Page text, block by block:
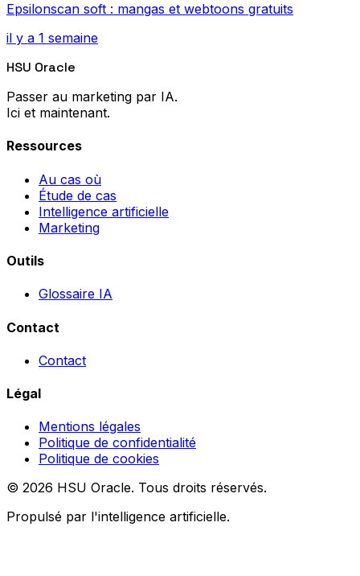
Epsilonscan soft : mangas et webtoons gratuits
il y a 1 semaine
HSU Oracle
Passer au marketing par IA.
Ici et maintenant.
Ressources
Au cas où
Étude de cas
Intelligence artificielle
Marketing
Outils
Glossaire IA
Contact
Contact
Légal
Mentions légales
Politique de confidentialité
Politique de cookies
© 2026 HSU Oracle. Tous droits réservés.
Propulsé par l'intelligence artificielle.